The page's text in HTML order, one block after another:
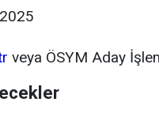
veya ÖSYM Aday